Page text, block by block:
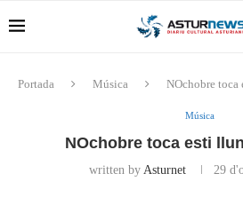
Portada Música NOchobre
Música
NOchobre toca esti
written by Asturnet 29